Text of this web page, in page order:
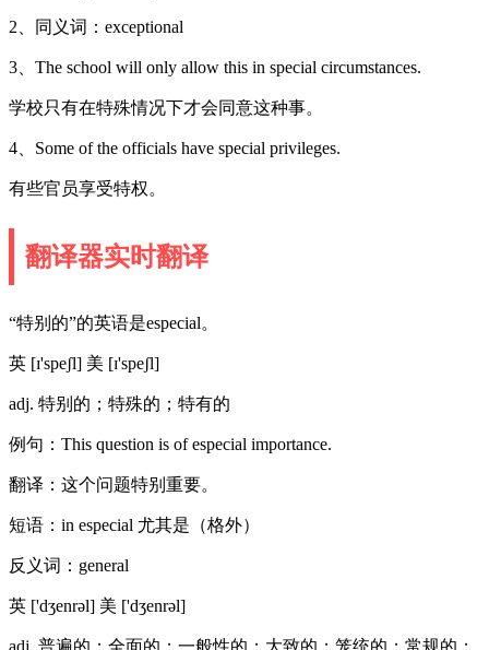
2、同义词：exceptional
3、The school will only allow this in special circumstances.
学校只有在特殊情况下才会同意这种事。
4、Some of the officials have special privileges.
有些官员享受特权。
翻译器实时翻译
“特别的”的英语是especial。
英 [ɪ'speʃl] 美 [ɪ'speʃl]
adj. 特别的；特殊的；特有的
例句：This question is of especial importance.
翻译：这个问题特别重要。
短语：in especial 尤其是（格外）
反义词：general
英 ['dʒenrəl] 美 ['dʒenrəl]
adj. 普遍的；全面的；一般性的；大致的；笼统的；常规的；